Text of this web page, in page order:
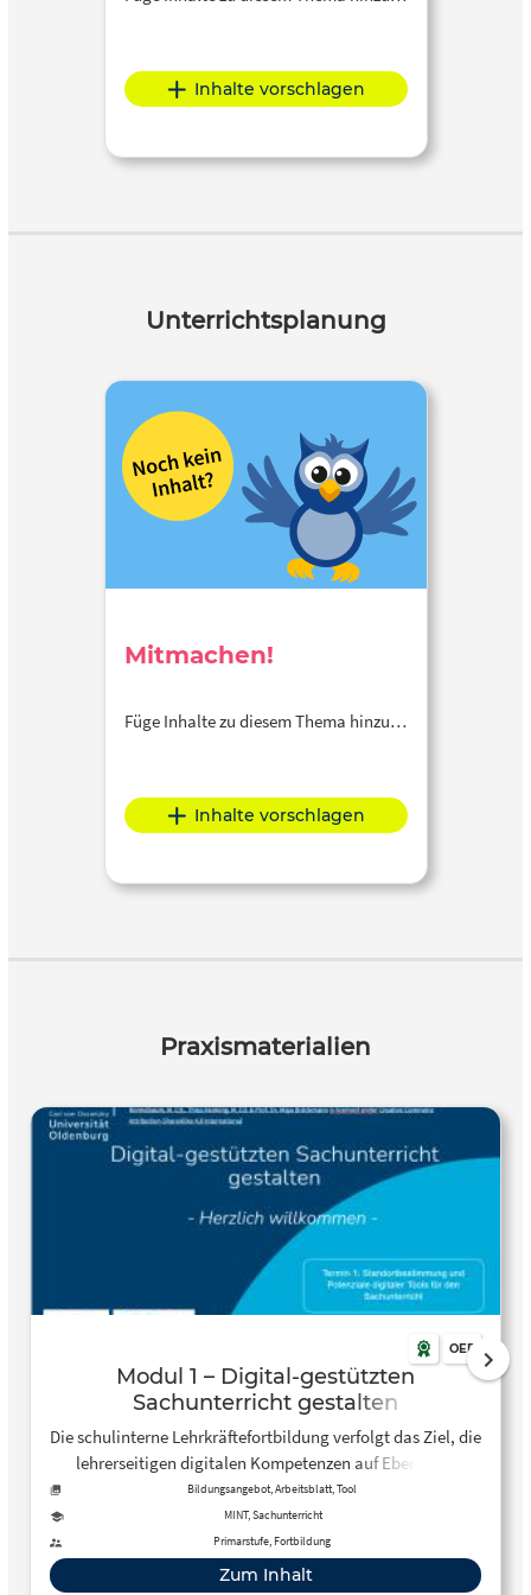
Inhalte vorschlagen
Unterrichtsplanung
Mitmachen!
Füge Inhalte zu diesem Thema hinzu…
Inhalte vorschlagen
Praxismaterialien
OER
Modul 1 – Digital-gestützten
Sachunterricht gestalten
Die schulinterne Lehrkräftefortbildung verfolgt das Ziel, die
lehrerseitigen digitalen Kompetenzen auf Ebene des
Unterrichtens, entsprechend des DigCompEdu (Redecker,
2019), zu fördern. Im vorliegenden ersten Modul werden die
theoretischen Grundlagen mit ersten praktischen
Möglichkeiten, wie QR-Codes, LearningApps und
Bildungsangebot, Arbeitsblatt, Tool
MINT, Sachunterricht
Primarstufe, Fortbildung
Zum Inhalt